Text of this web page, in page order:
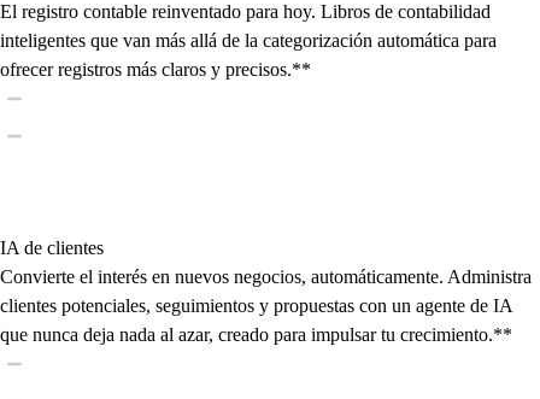
El registro contable reinventado para hoy. Libros de contabilidad
inteligentes que van más allá de la categorización automática para
ofrecer registros más claros y precisos.**
IA de clientes
Convierte el interés en nuevos negocios, automáticamente. Administra
clientes potenciales, seguimientos y propuestas con un agente de IA
que nunca deja nada al azar, creado para impulsar tu crecimiento.**